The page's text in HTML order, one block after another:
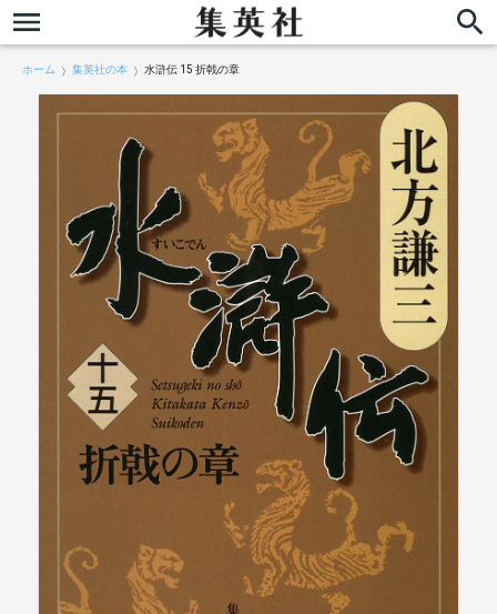
ホーム 集英社の本 水滸伝 15 折戟の章